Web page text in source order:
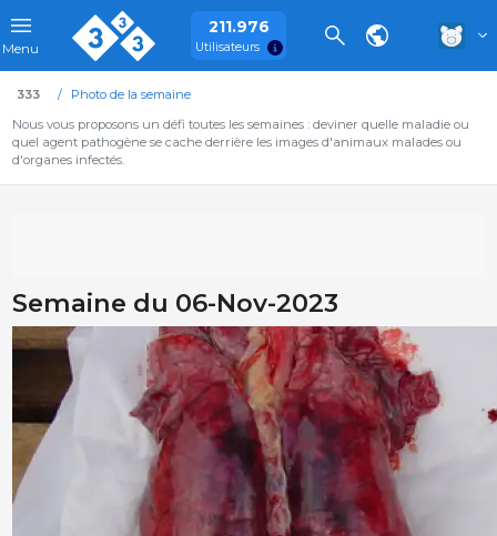
Menu
211.976
Utilisateurs
333
Photo de la semaine
Nous vous proposons un défi toutes les semaines : deviner quelle maladie ou
quel agent pathogène se cache derrière les images d'animaux malades ou
d'organes infectés.
Semaine du 06-Nov-2023